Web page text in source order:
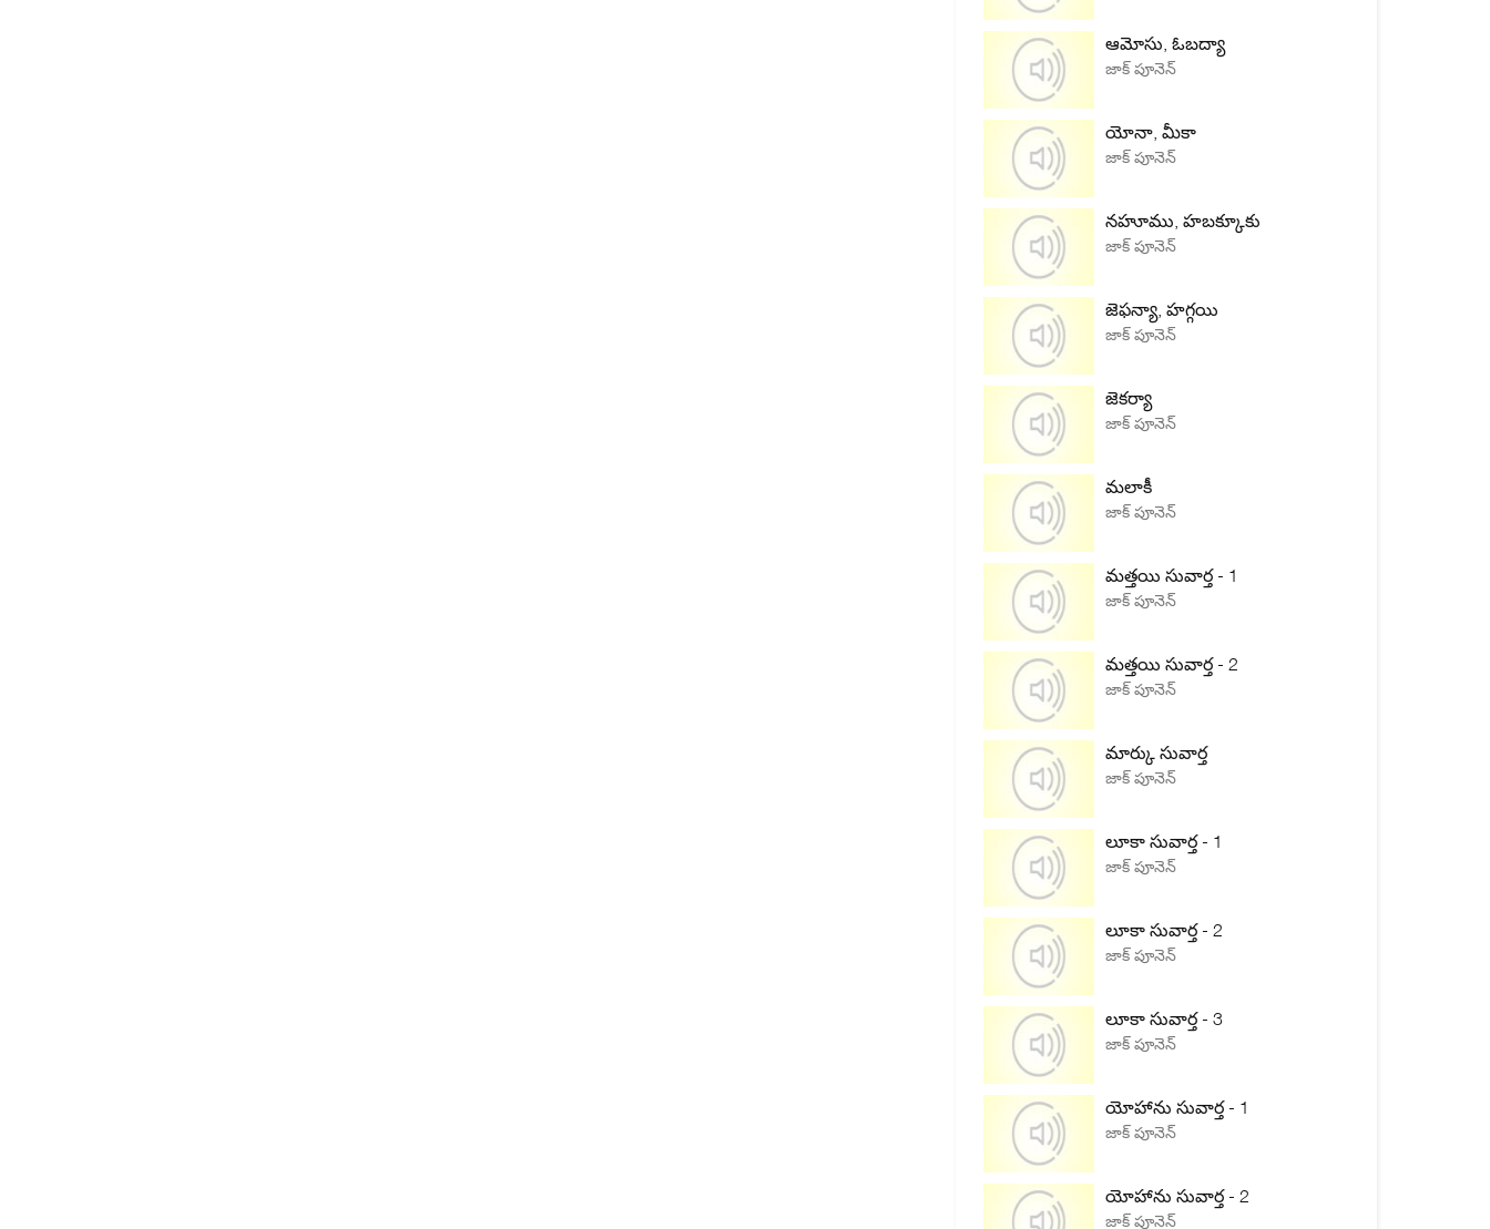
ఆమోసు, ఓబద్యా
జాక్ పూనెన్
యోనా, మీకా
జాక్ పూనెన్
నహూము, హబక్కూకు
జాక్ పూనెన్
జెఫన్యా, హగ్గయి
జాక్ పూనెన్
జెకర్యా
జాక్ పూనెన్
మలాకీ
జాక్ పూనెన్
మత్తయి సువార్త - 1
జాక్ పూనెన్
మత్తయి సువార్త - 2
జాక్ పూనెన్
మార్కు సువార్త
జాక్ పూనెన్
లూకా సువార్త - 1
జాక్ పూనెన్
లూకా సువార్త - 2
జాక్ పూనెన్
లూకా సువార్త - 3
జాక్ పూనెన్
యోహాను సువార్త - 1
జాక్ పూనెన్
యోహాను సువార్త - 2
జాక్ పూనెన్